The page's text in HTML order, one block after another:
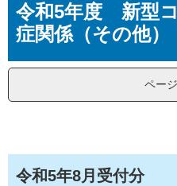
文令和5年度 新型
症関係（その他）
ペー
令和5年8月受付分